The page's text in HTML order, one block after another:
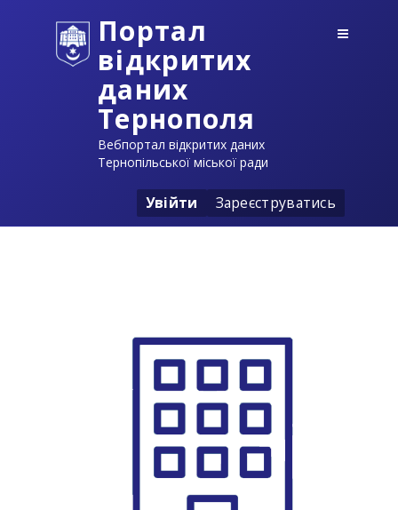
Портал
відкритих
даних
Тернополя
Вебпортал відкритих даних
Тернопільської міської ради
Увійти Зареєструватись